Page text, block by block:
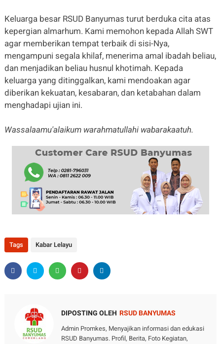
Keluarga besar RSUD Banyumas turut berduka cita atas
kepergian almarhum. Kami memohon kepada Allah SWT
agar memberikan tempat terbaik di sisi-Nya,
mengampuni segala khilaf, menerima amal ibadah beliau,
dan menjadikan beliau husnul khotimah. Kepada
keluarga yang ditinggalkan, kami mendoakan agar
diberikan kekuatan, kesabaran, dan ketabahan dalam
menghadapi ujian ini.
Wassalaamu'alaikum warahmatullahi wabarakaatuh.
Tags Kabar Lelayu
DIPOSTING OLEH RSUD BANYUMAS
Admin Promkes, Menyajikan informasi dan edukasi
RSUD Banyumas. Profil, Berita, Foto Kegiatan,